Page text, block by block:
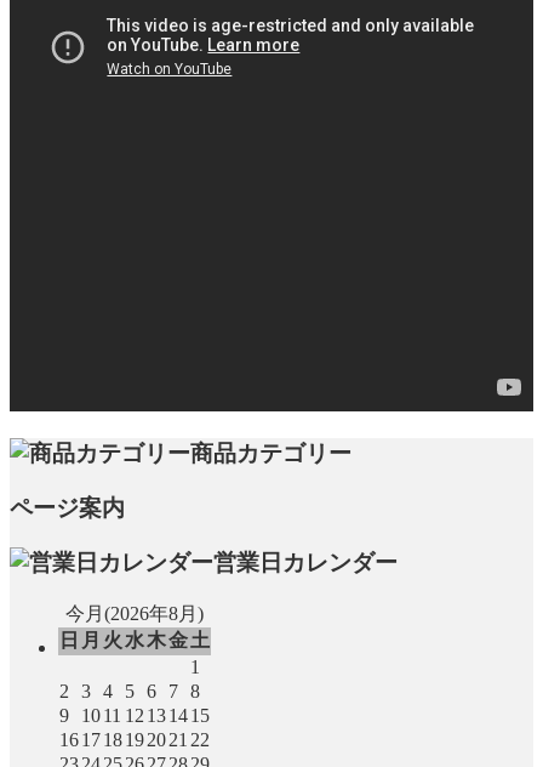
商品カテゴリー
ページ案内
営業日カレンダー
今月(2026年8月)
日 月 火 水木金土
1
2
3 4 5 6 7 8
9
1011 12 131415
161718192021 22